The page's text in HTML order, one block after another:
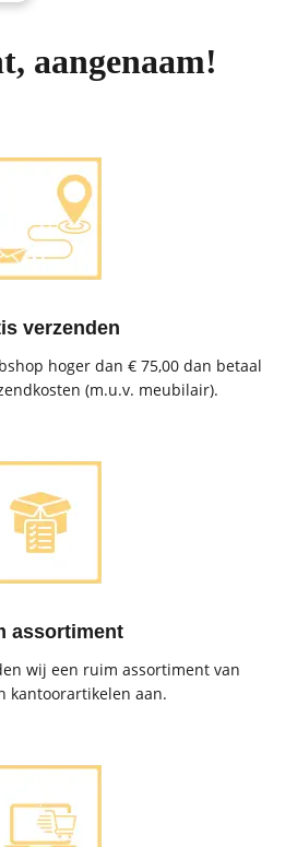
aangenaam!
verzenden
hoger dan € 75,00 dan betaal
(m.u.v. meubilair).
assortiment
wij een ruim assortiment van
kantoorartikelen aan.